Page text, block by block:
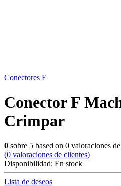
Conectores F
Conector F
Crimpar
0 sobre 5 based on 0 valoraciones
(0 valoraciones de clientes)
Disponibilidad: En stock
Lista de deseos